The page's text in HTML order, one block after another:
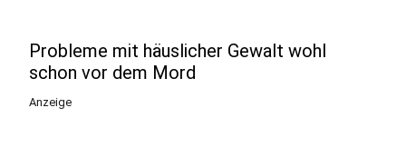
Probleme mit häuslicher Gewalt wohl
schon vor dem Mord
Anzeige